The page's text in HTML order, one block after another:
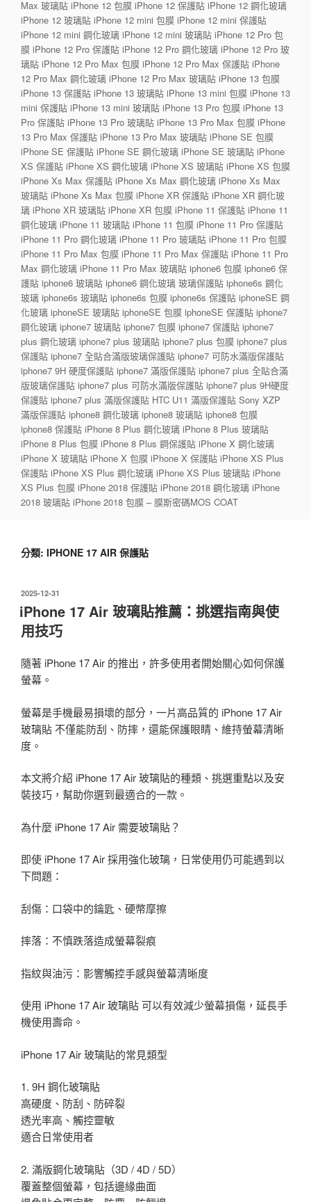
Max 玻璃貼 iPhone 12 包膜 iPhone 12 保護貼 iPhone 12 鋼化玻璃
iPhone 12 玻璃貼 iPhone 12 mini 包膜 iPhone 12 mini 保護貼
iPhone 12 mini 鋼化玻璃 iPhone 12 mini 玻璃貼 iPhone 12 Pro 包
膜 iPhone 12 Pro 保護貼 iPhone 12 Pro 鋼化玻璃 iPhone 12 Pro 玻
璃貼 iPhone 12 Pro Max 包膜 iPhone 12 Pro Max 保護貼 iPhone
12 Pro Max 鋼化玻璃 iPhone 12 Pro Max 玻璃貼 iPhone 13 包膜
iPhone 13 保護貼 iPhone 13 玻璃貼 iPhone 13 mini 包膜 iPhone 13
mini 保護貼 iPhone 13 mini 玻璃貼 iPhone 13 Pro 包膜 iPhone 13
Pro 保護貼 iPhone 13 Pro 玻璃貼 iPhone 13 Pro Max 包膜 iPhone
13 Pro Max 保護貼 iPhone 13 Pro Max 玻璃貼 iPhone SE 包膜
iPhone SE 保護貼 iPhone SE 鋼化玻璃 iPhone SE 玻璃貼 iPhone
XS 保護貼 iPhone XS 鋼化玻璃 iPhone XS 玻璃貼 iPhone XS 包膜
iPhone Xs Max 保護貼 iPhone Xs Max 鋼化玻璃 iPhone Xs Max
玻璃貼 iPhone Xs Max 包膜 iPhone XR 保護貼 iPhone XR 鋼化玻
璃 iPhone XR 玻璃貼 iPhone XR 包膜 iPhone 11 保護貼 iPhone 11
鋼化玻璃 iPhone 11 玻璃貼 iPhone 11 包膜 iPhone 11 Pro 保護貼
iPhone 11 Pro 鋼化玻璃 iPhone 11 Pro 玻璃貼 iPhone 11 Pro 包膜
iPhone 11 Pro Max 包膜 iPhone 11 Pro Max 保護貼 iPhone 11 Pro
Max 鋼化玻璃 iPhone 11 Pro Max 玻璃貼 iphone6 包膜 iphone6 保
護貼 iphone6 玻璃貼 iphone6 鋼化玻璃 玻璃保護貼 iphone6s 鋼化
玻璃 iphone6s 玻璃貼 iphone6s 包膜 iphone6s 保護貼 iphoneSE 鋼
化玻璃 iphoneSE 玻璃貼 iphoneSE 包膜 iphoneSE 保護貼 iphone7
鋼化玻璃 iphone7 玻璃貼 iphone7 包膜 iphone7 保護貼 iphone7
plus 鋼化玻璃 iphone7 plus 玻璃貼 iphone7 plus 包膜 iphone7 plus
保護貼 iphone7 全貼合滿版玻璃保護貼 iphone7 可防水滿版保護貼
iphone7 9H 硬度保護貼 iphone7 滿版保護貼 iphone7 plus 全貼合滿
版玻璃保護貼 iphone7 plus 可防水滿版保護貼 iphone7 plus 9H硬度
保護貼 iphone7 plus 滿版保護貼 HTC U11 滿版保護貼 Sony XZP
滿版保護貼 iphone8 鋼化玻璃 iphone8 玻璃貼 iphone8 包膜
iphone8 保護貼 iPhone 8 Plus 鋼化玻璃 iPhone 8 Plus 玻璃貼
iPhone 8 Plus 包膜 iPhone 8 Plus 鋼保護貼 iPhone X 鋼化玻璃
iPhone X 玻璃貼 iPhone X 包膜 iPhone X 保護貼 iPhone XS Plus
保護貼 iPhone XS Plus 鋼化玻璃 iPhone XS Plus 玻璃貼 iPhone
XS Plus 包膜 iPhone 2018 保護貼 iPhone 2018 鋼化玻璃 iPhone
2018 玻璃貼 iPhone 2018 包膜 – 膜斯密碼MOS COAT
分類: IPHONE 17 AIR 保護貼
發
佈
於
2025-12-31
iPhone 17 Air 玻璃貼推薦：挑選指南與使
用技巧
隨著 iPhone 17 Air 的推出，許多使用者開始關心如何保護
螢幕。
螢幕是手機最易損壞的部分，一片高品質的 iPhone 17 Air
玻璃貼 不僅能防刮、防摔，還能保護眼睛、維持螢幕清晰
度。
本文將介紹 iPhone 17 Air 玻璃貼的種類、挑選重點以及安
裝技巧，幫助你選到最適合的一款。
為什麼 iPhone 17 Air 需要玻璃貼？
即使 iPhone 17 Air 採用強化玻璃，日常使用仍可能遇到以
下問題：
刮傷：口袋中的鑰匙、硬幣摩擦
摔落：不慎跌落造成螢幕裂痕
指紋與油污：影響觸控手感與螢幕清晰度
使用 iPhone 17 Air 玻璃貼 可以有效減少螢幕損傷，延長手
機使用壽命。
iPhone 17 Air 玻璃貼的常見類型
1. 9H 鋼化玻璃貼
高硬度、防刮、防碎裂
透光率高、觸控靈敏
適合日常使用者
2. 滿版鋼化玻璃貼（3D / 4D / 5D）
覆蓋整個螢幕，包括邊緣曲面